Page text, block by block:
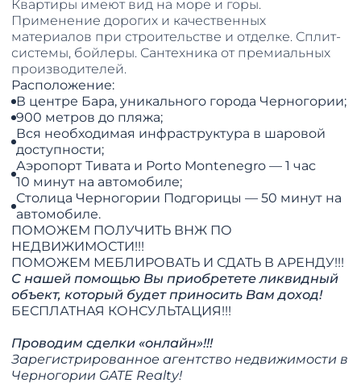
Квартиры имеют вид на море и горы.
Применение дорогих и качественных
материалов при строительстве и отделке. Сплит-
системы, бойлеры. Сантехника от премиальных
производителей.
Расположение:
В центре Бара, уникального города Черногории;
900 метров до пляжа;
Вся необходимая инфраструктура в шаровой
доступности;
Аэропорт Тивата и Porto Montenegro — 1 час
10 минут на автомобиле;
Столица Черногории Подгорицы — 50 минут на
автомобиле.
ПОМОЖЕМ ПОЛУЧИТЬ ВНЖ ПО
НЕДВИЖИМОСТИ!!!
​​​​​​​ПОМОЖЕМ МЕБЛИРОВАТЬ И СДАТЬ В АРЕНДУ!!!
С нашей помощью Вы приобретете ликвидный
объект, который будет приносить Вам доход!
БЕСПЛАТНАЯ КОНСУЛЬТАЦИЯ!!!
Проводим сделки «онлайн»!!!
Зарегистрированное агентство недвижимости в
Черногории GATE Realty!